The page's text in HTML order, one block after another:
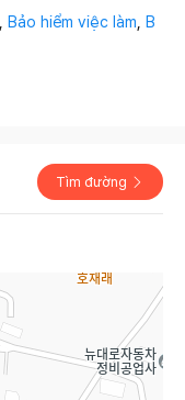
Bảo hiểm việc làm B
Tìm đường